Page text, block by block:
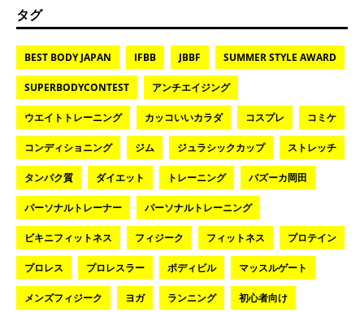
タグ
BEST BODY JAPAN IFBB JBBF SUMMER STYLE AWARD
SUPERBODYCONTEST アンチエイジング
ウエイトトレーニング カッコいいカラダ コスプレ コミケ
コンディショニング ジム ジュラシックカップ ストレッチ
タンパク質 ダイエット トレーニング バズーカ岡田
パーソナルトレーナー パーソナルトレーニング
ビキニフィットネス フィジーク フィットネス プロテイン
プロレス プロレスラー ボディビル マッスルゲート
メンズフィジーク ヨガ ランニング 初心者向け